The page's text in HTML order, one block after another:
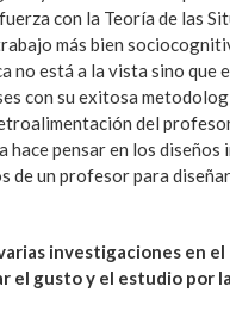
con la Teoría de las
más bien
no está a la vista sino que
con su exitosa
del
hace pensar en los
de un profesor para
investigaciones en
el gusto y el estudio por